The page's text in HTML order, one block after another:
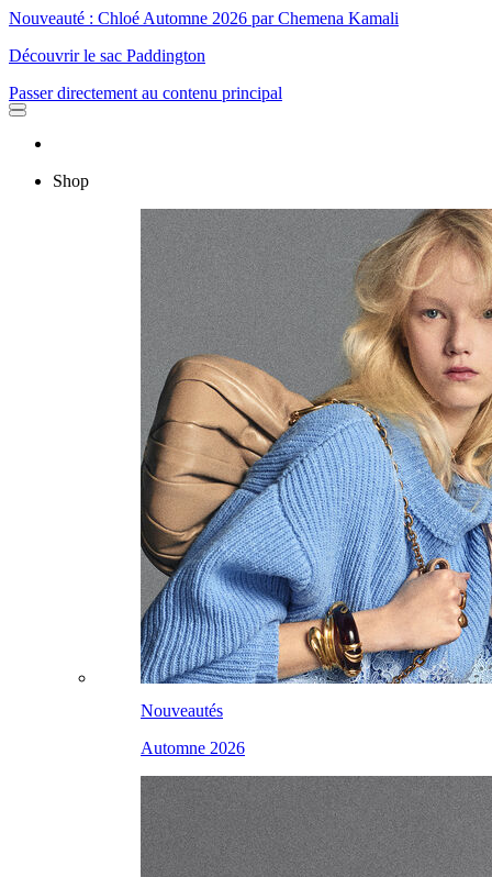
Nouveauté : Chloé Automne 2026 par Chemena Kamali
Découvrir le sac Paddington
Passer directement au contenu principal
Shop
Nouveautés
Automne 2026